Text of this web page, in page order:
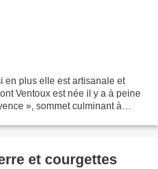
en plus elle est artisanale et
Ventoux est née il y a à peine
», sommet culminant à
et courgettes